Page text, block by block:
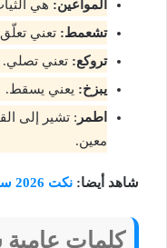
المواعين: هي
تشعمط: تعني
تروكع: تعني تصلي.
يبزخ: يعني يسقط.
اطمر : تشير إلى
معين.
شاهد أيضا: نكت 2026 سعودية جديدة جدا وتموت من الضحك
كلمات عامية